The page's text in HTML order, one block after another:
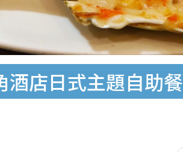
店日式主題自助餐